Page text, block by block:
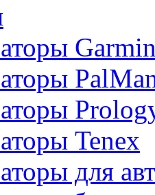
Tenex
для